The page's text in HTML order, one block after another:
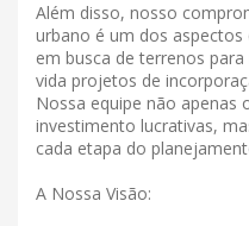
Além disso, nosso
urbano é um dos aspectos
em busca de terrenos
vida projetos de
Nossa equipe não apenas
investimento lucrativas,
cada etapa do
A Nossa Visão: